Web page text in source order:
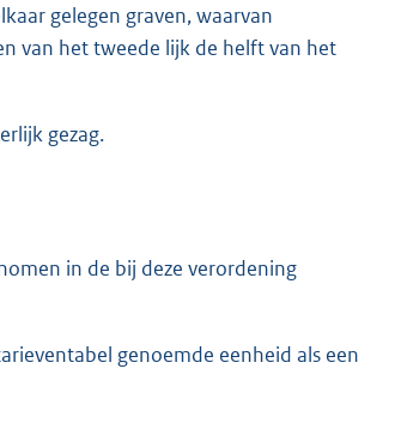
gelegen graven, waarvan
van het tweede lijk de helft van het
gezag.
in de bij deze verordening
genoemde eenheid als een